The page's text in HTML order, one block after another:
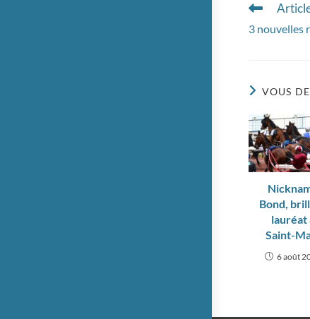
Read
articles
3 nouvelles
VOUS
Bond,
lauréat
Saint-
6 août